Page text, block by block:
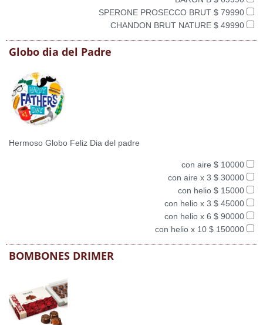
SPERONE PROSECCO BRUT $ 79990
CHANDON BRUT NATURE $ 49990
Globo dia del Padre
Hermoso Globo Feliz Dia del padre
con aire $ 10000
con aire x 3 $ 30000
con helio $ 15000
con helio x 3 $ 45000
con helio x 6 $ 90000
con helio x 10 $ 150000
BOMBONES DRIMER